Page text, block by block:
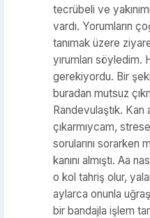
tecrübeli ve
vardı. Yorumların
tanımak üzere
yırumları söyledim.
gerekiyordu. Bir
buradan mutsuz
Randevulaştık.
çıkarmıycam,
sorularını sorarken
kanını almıştı. Aa
o kol tahriş olur,
aylarca onunla
bir bandajla işlem